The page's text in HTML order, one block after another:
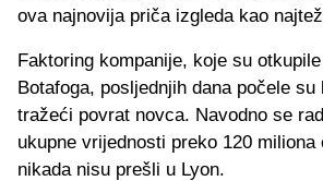
ova najnovija priča izgleda kao
Faktoring kompanije, koje su
Botafoga, posljednjih dana počele
tražeći povrat novca. Navodno se
ukupne vrijednosti preko 120 miliona
nikada nisu prešli u Lyon.